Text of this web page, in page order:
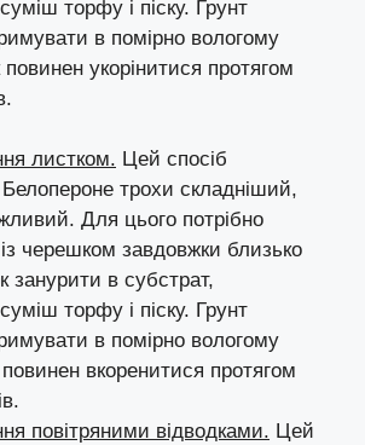
торфу і піску. Грунт
в помірно вологому
укорінитися протягом
листком. Цей спосіб
трохи складніший,
Для цього потрібно
черешком завдовжки близько
в субстрат,
торфу і піску. Грунт
в помірно вологому
вкоренитися протягом
повітряними відводками. Цей